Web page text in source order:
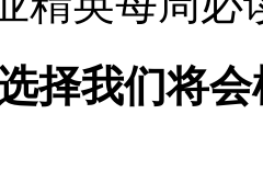
择我们将